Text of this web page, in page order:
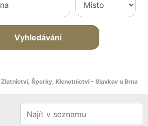
Vyhledávání
Zlatnictví, Šperky, Klenotnictví - Slavkov u Brna